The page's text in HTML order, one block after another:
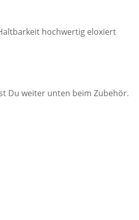
hochwertig eloxiert
Du weiter unten beim Zubehör.